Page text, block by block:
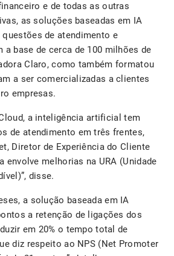
e de todas as outras
as soluções baseadas em IA
de atendimento e
a base de cerca de 100 milhões de
Claro, como também formatou
a ser comercializadas a clientes
empresas.
a inteligência artificial tem
de atendimento em três frentes,
Diretor de Experiência do Cliente
envolve melhorias na URA (Unidade
disse.
a solução baseada em IA
a retenção de ligações dos
em 20% o tempo total de
diz respeito ao NPS (Net Promoter